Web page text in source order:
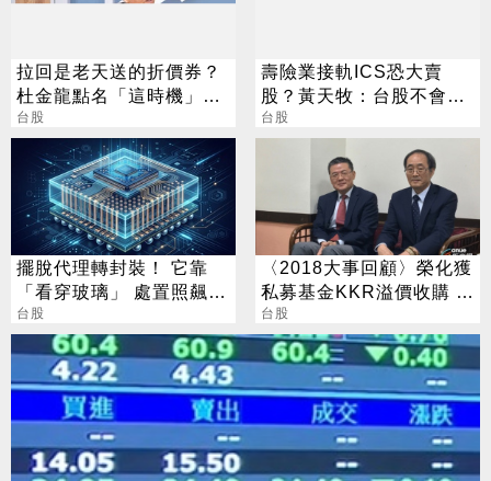
拉回是老天送的折價券？
杜金龍點名「這時機」：
台股衝6萬
台股
壽險業接軌ICS恐大賣
股？黃天牧：台股不會失
血
台股
擺脫代理轉封裝！ 它靠
「看穿玻璃」 處置照飆2
漲停
台股
〈2018大事回顧〉榮化獲
私募基金KKR溢價收購 明
年1/30下市私有化
台股